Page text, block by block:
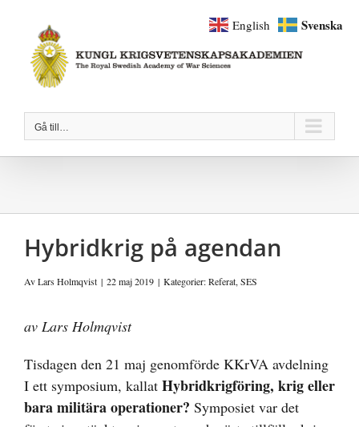
innehållet
Gå till…
Hybridkrig på agendan
AvLars Holmqvist | 22 maj 2019 | Kategorier:Referat,SES
av Lars Holmqvist
Tisdagen den 21 maj genomförde KKrVA avdelning
I ett symposium, kallat Hybridkrigföring, krig eller
bara militära operationer? Symposiet var det
English Svenska